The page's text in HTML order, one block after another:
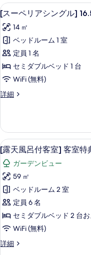
2
ベ
ッ
ド
ル
ー
ム,
の
す
べ
て
の
写
真
を
表
示
ツ
イ
ン]
25
平
米,
2
ベ
ッ
ド
ル
煙
の
詳
細
[ス
ー
ペ
リ
ア
シ
グ
16.5
平
米,
セ
ミ
ダ
ブ
ル
ベ
ッ
7
[スーペリアシングル]
14 ㎡
ベッドルーム 1 室
定員 1 名
セミダブルベッド 1 台
WiFi (無料)
詳細
[ス
ア
シ
ン
グ
ル]
16.5
平
米,
セ
ミ
ダ
ブ
ル
ベ
[露
天
風
呂
付
客
室]
室
13
[露天風呂付客室] 客室特
ガーデンビュー
59 ㎡
ベッドルーム 2 室
定員 6 名
セミダブルベッド 2 台
WiFi (無料)
詳細
[露